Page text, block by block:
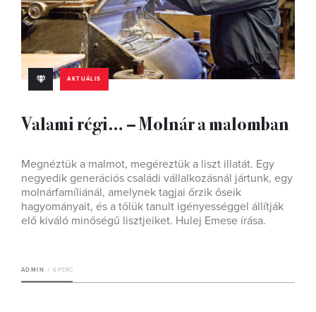
AKTUÁLIS
Valami régi… – Molnár a malomban
Megnéztük a malmot, megéreztük a liszt illatát. Egy
negyedik generációs családi vállalkozásnál jártunk, egy
molnárfamíliánál, amelynek tagjai őrzik őseik
hagyományait, és a tőlük tanult igényességgel állítják
elő kiváló minőségű lisztjeiket. Hulej Emese írása.
ADMIN 6 PERC